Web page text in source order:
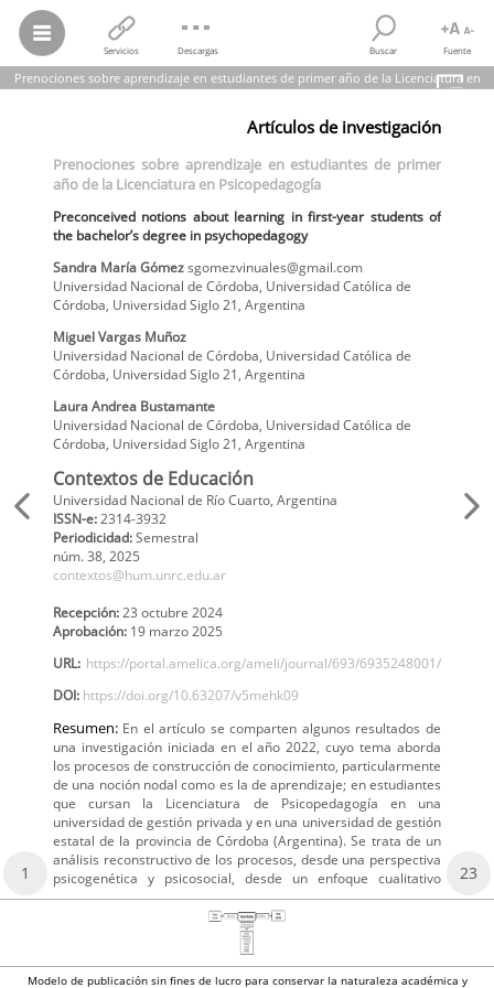
Servicios Descargas Buscar Fuente
Prenociones sobre aprendizaje en estudiantes de primer año de la Licenciatura en
Psicopedagogía
Sandra María Gómez; Miguel Vargas Muñoz; Laura Andrea
Prenociones sobre aprendizaje en estudiantes de primer año de la
Licenciatura en Psicopedagogía
bachelor’s degree in psychopedagogy
Contextos de Educación, núm. 38, 2025
Artículos de investigación
Prenociones sobre aprendizaje en estudiantes de primer
año de la Licenciatura en Psicopedagogía
Preconceived notions about learning in first-year students of
the bachelor’s degree in psychopedagogy
Sandra MaríaGómezsgomezvinuales@gmail.com
Universidad Nacional de Córdoba, Universidad Católica de
Córdoba, Universidad Siglo 21, Argentina
MiguelVargas Muñoz
Universidad Nacional de Córdoba, Universidad Católica de
Córdoba, Universidad Siglo 21, Argentina
Laura Andrea Bustamante
Universidad Nacional de Córdoba, Universidad Católica de
Córdoba, Universidad Siglo 21, Argentina
Contextos de Educación
Universidad Nacional de Río Cuarto, Argentina
ISSN-e:2314-3932
Periodicidad:Semestral
núm. 38, 2025
contextos@hum.unrc.edu.ar
Recepción:
23 octubre 2024
Aprobación:
19 marzo 2025
URL: https://portal.amelica.org/ameli/journal/693/6935248001/
DOI: https://doi.org/10.63207/v5mehk09
Resumen: En el artículo se comparten algunos resultados de
una investigación iniciada en el año 2022, cuyo tema aborda
los procesos de construcción de conocimiento, particularmente
de una noción nodal como es la de aprendizaje; en estudiantes
que cursan la Licenciatura de Psicopedagogía en una
universidad de gestión privada y en una universidad de gestión
estatal de la provincia de Córdoba (Argentina). Se trata de un
análisis reconstructivo de los procesos, desde una perspectiva
psicogenética y psicosocial, desde un enfoque cualitativo
1 23
Modelo de publicación sin fines de lucro para conservar la naturaleza académica y